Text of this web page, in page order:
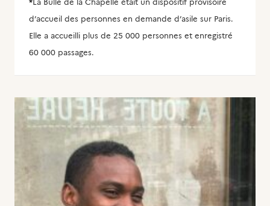
d’accueil des personnes en demande d’asile sur Paris.
Elle a accueilli plus de 25 000 personnes et enregistré
60 000 passages.